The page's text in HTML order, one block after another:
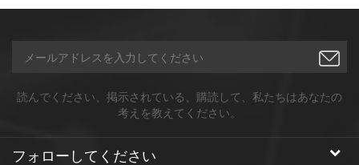
読んでください、掲示されている、購読して、私たちはあなたの
考えを教えてください。
フォローしてください